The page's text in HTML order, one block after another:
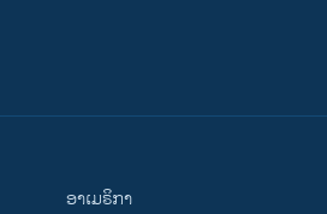
ອາເມຣິກາ